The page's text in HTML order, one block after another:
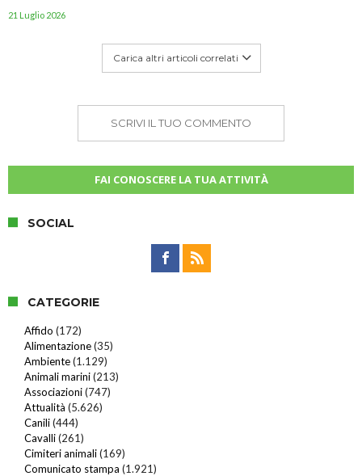
21 Luglio 2026
Carica altri articoli correlati
SCRIVI IL TUO COMMENTO
FAI CONOSCERE LA TUA ATTIVITÀ
SOCIAL
CATEGORIE
Affido (172)
Alimentazione(35)
Ambiente(1.129)
Animali marini(213)
Associazioni(747)
Attualità (5.626)
Canili(444)
Cavalli(261)
Cimiteri animali(169)
Comunicato stampa (1.921)